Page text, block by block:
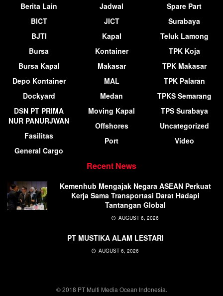
Berita Lain
BICT
BJTI
Bursa
Bursa Kapal
Depo Kontainer
Dockyard
DSN PT PRIMA
NUR PANURJWAN
Fasilitas
General Cargo
Jadwal
JICT
Kapal
Kontainer
Makasar
MAL
Medan
Moving Kapal
Offshores
Port
Spare Part
Surabaya
Teluk Lamong
TPK Koja
TPK Makasar
TPK Palaran
TPKS Semarang
TPS Surabaya
Uncategorized
Video
Recent News
Kemenhub Mengajak Negara ASEAN Perkuat
Kerja Sama Transportasi Darat Hadapi
Tantangan Global
AUGUST 6, 2026
PT MUSTIKA ALAM LESTARI
AUGUST 6, 2026
© 2018 PT Multi Media Ocean Indonesia.